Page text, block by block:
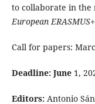
to collaborate in
European
Call for papers:
Deadline: June 1,
Editors:Antonio